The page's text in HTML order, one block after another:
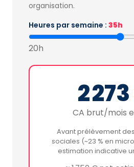
organisation.
Heures par semaine : 35h
20h
2
CA brut/mois
Avant prélèvement
sociales (~23 % en
estimation indicative